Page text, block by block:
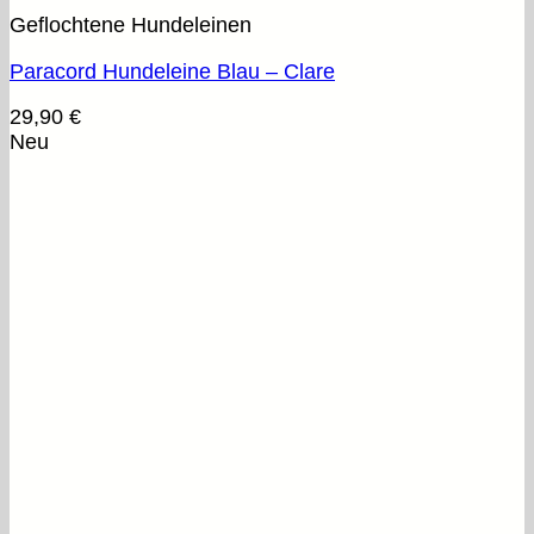
Geflochtene Hundeleinen
Paracord Hundeleine Blau – Clare
29,90 €
Neu